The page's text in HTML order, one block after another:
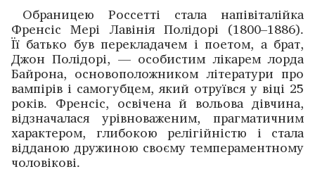
Обраницею Россетті стала напівіталійка
Френсіс Мері Лавінія Полідорі (1800–1886).
Її батько був перекладачем і поетом, а брат,
Джон Полідорі, — особистим лікарем лорда
Байрона, основоположником літератури про
вампірів і самогубцем, який отруївся у віці 25
років. Френсіс, освічена й вольова дівчина,
відзначалася урівно­важеним, прагматичним
характером, глибокою релігійністю і стала
відданою дружиною своєму ­темпераментному
чоловікові.